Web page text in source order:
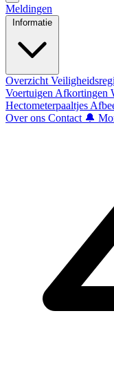
Meldingen
Informatie
Overzicht
Voertuigen Afkortingen
Hectometerpaaltjes
Over ons Contact 🔔